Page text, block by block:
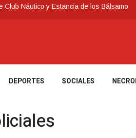
Club Náutico y Estancia de los Bálsamo
la tasa de interés de todos sus
muy fuertes, puntualmente severas, y
DEPORTES SOCIALES